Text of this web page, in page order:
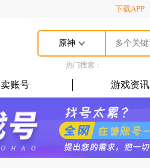
下载APP
原神
热门搜索：
卖账号 游戏资讯